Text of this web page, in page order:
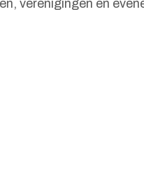
verenigingen en